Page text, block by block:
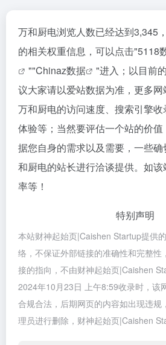
万和厨电浏览人数已经达到3,345
的相关权重信息，可以点击"5118
""Chinaz数据
"进入；以目前
议大家请以爱站数据为准，更多网
万和厨电的访问速度、搜索引擎
体验等；当然要评估一个站的价
据您自身的需求以及需要，一些
和厨电的站长进行洽谈提供。如
率等！
特别声明
本站财神起始页|Caishen Startup提供
络，不保证外部链接的准确性和完整性
接的指向，不由财神起始页|Caishen
2024年10月23日 上午8:59收录时，该
合规合法，后期网页的内容如出现违规
理员进行删除，财神起始页|Caishen